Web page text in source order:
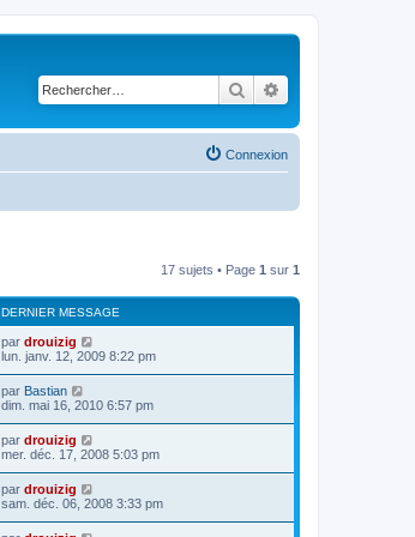
Rechercher
Connexion
17 sujets • Page 1 sur 1
DERNIER MESSAGE
par drouizig
lun. janv. 12, 2009 8:22 pm
par Bastian
dim. mai 16, 2010 6:57 pm
par drouizig
mer. déc. 17, 2008 5:03 pm
par drouizig
sam. déc. 06, 2008 3:33 pm